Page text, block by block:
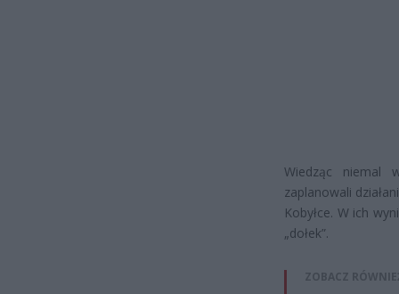
Wiedząc niemal
zaplanowali
Kobyłce. W ich
„dołek”.
ZOBACZ